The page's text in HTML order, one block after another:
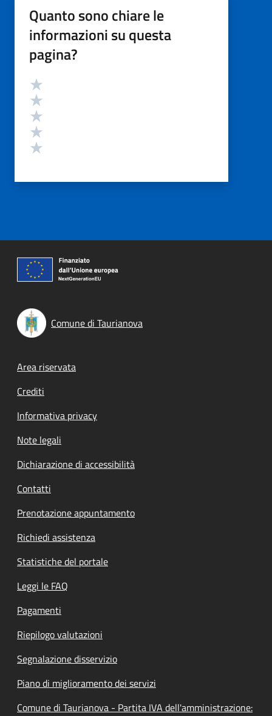
Quanto sono chiare le
informazioni su questa
pagina?
Valutazione
Comune di Taurianova
Footer menu
Area riservata
Crediti
Informativa privacy
Note legali
Dichiarazione di accessibilità
Contatti
Prenotazione appuntamento
Richiedi assistenza
Statistiche del portale
Leggi le FAQ
Pagamenti
Riepilogo valutazioni
Segnalazione disservizio
Piano di miglioramento dei servizi
Comune di Taurianova - Partita IVA dell'amministrazione: